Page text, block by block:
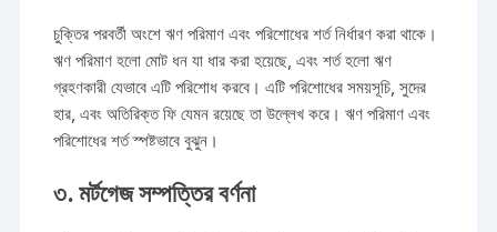
চুক্তির পরবর্তী অংশে ঋণ পরিমাণ এবং পরিশোধের শর্ত নির্ধারণ করা থাকে।
ঋণ পরিমাণ হলো মোট ধন যা ধার করা হয়েছে, এবং শর্ত হলো ঋণ
গ্রহণকারী যেভাবে এটি পরিশোধ করবে। এটি পরিশোধের সময়সূচি, সুদের
হার, এবং অতিরিক্ত ফি যেমন রয়েছে তা উল্লেখ করে। ঋণ পরিমাণ এবং
পরিশোধের শর্ত স্পষ্টভাবে বুঝুন।
৩. মর্টগেজ সম্পত্তির বর্ণনা